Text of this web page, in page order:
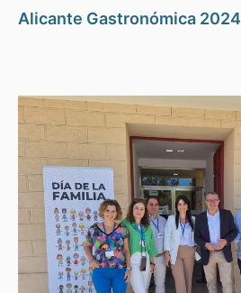
Alicante Gastronómica 2024